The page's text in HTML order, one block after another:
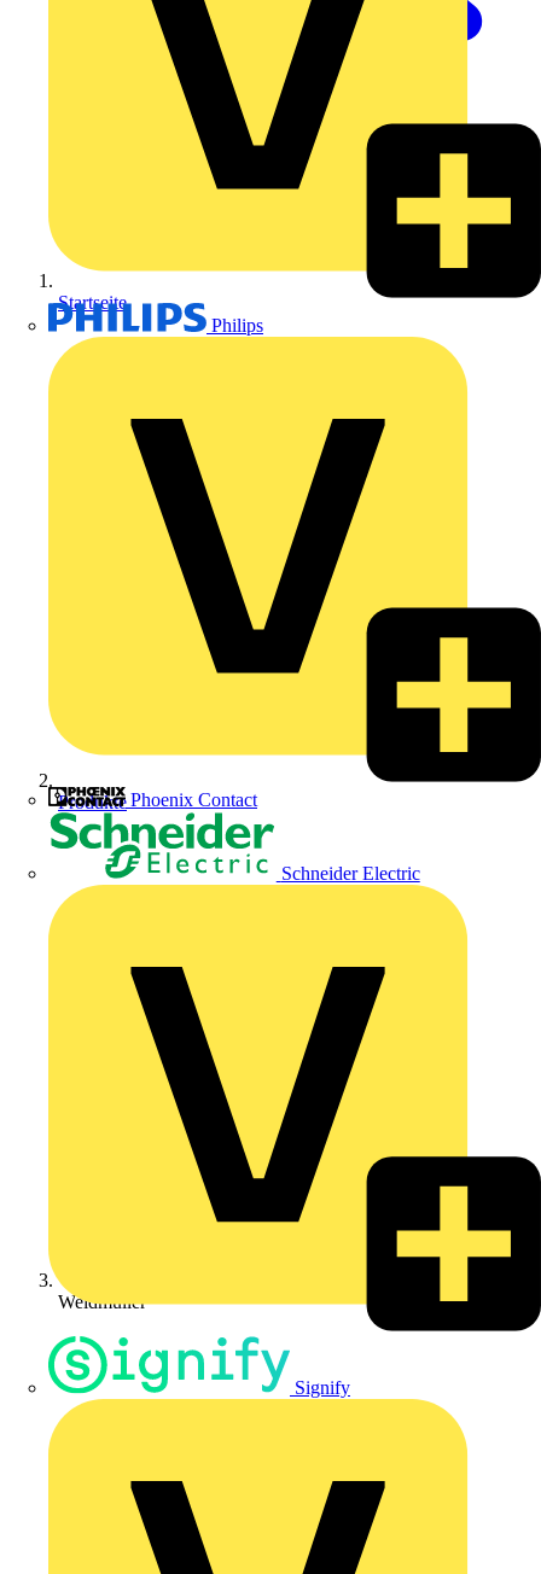
Philips
Phoenix Contact
Schneider Electric
Signify
Startseite
Produkte
Weidmüller